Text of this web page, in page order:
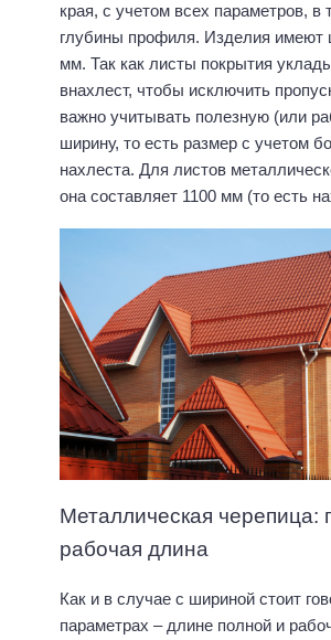
края, с учетом всех параметров, в
глубины профиля. Изделия имеют
мм. Так как листы покрытия
внахлест, чтобы исключить
важно учитывать полезную (или
ширину, то есть размер с учетом
нахлеста. Для листов
она составляет 1100 мм (то есть
Металлическая черепица:
рабочая длина
Как и в случае с шириной стоит
параметрах – длине полной и